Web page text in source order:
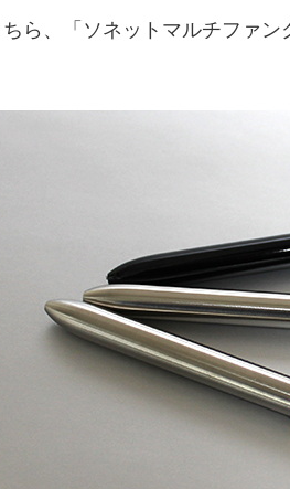
ら、「ソネットマルチファ